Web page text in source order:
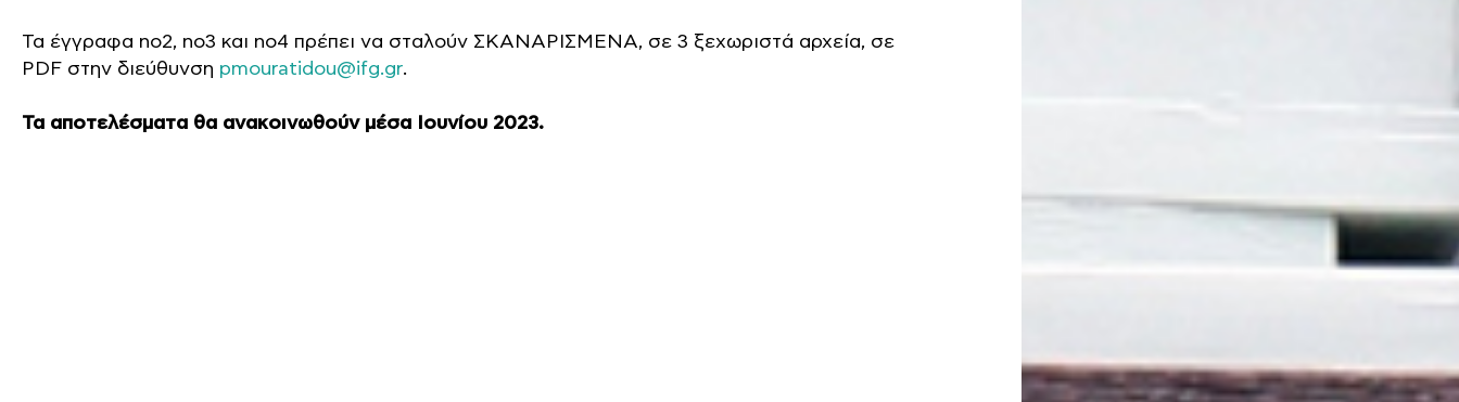
Τα έγγραφα no2, no3 και no4 πρέπει να σταλούν ΣΚΑΝΑΡΙΣΜΕΝΑ, σε 3 ξεχωριστά αρχεία, σε
PDF στην διεύθυνση pmouratidou@ifg.gr.
Τα αποτελέσματα θα ανακοινωθούν μέσα Ιουνίου 2023.